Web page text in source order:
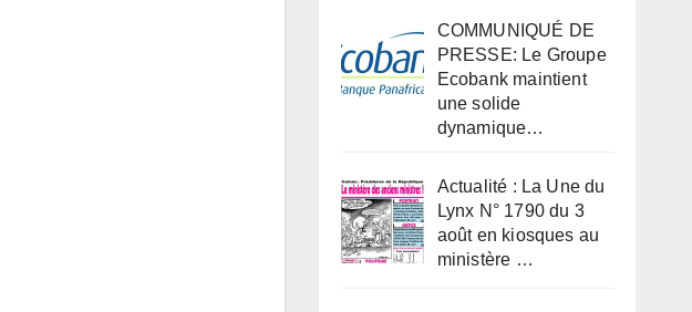
COMMUNIQUÉ DE
PRESSE: Le Groupe
Ecobank maintient
une solide
dynamique…
Actualité : La Une du
Lynx N° 1790 du 3
août en kiosques au
ministère …